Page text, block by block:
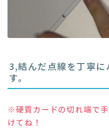
3,結んだ点線を丁寧に
す。
※硬質カードの切れ端で
けてね！